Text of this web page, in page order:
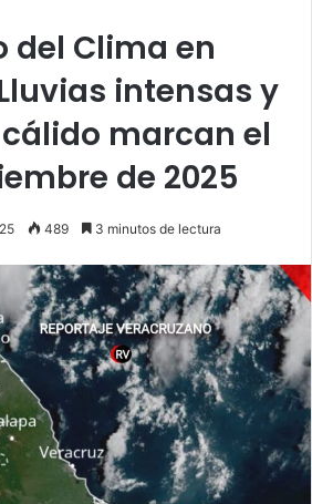
del Clima en
intensas y
marcan el
de 2025
489 3 minutos de lectura